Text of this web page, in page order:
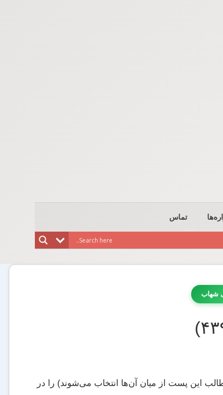
تماس
شهاب
این پست از میان آن‌ها انتخاب می‌شوند) را در